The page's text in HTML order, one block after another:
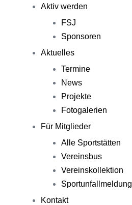
Aktiv werden
FSJ
Sponsoren
Aktuelles
Termine
News
Projekte
Fotogalerien
Für Mitglieder
Alle Sportstätten
Vereinsbus
Vereinskollektion
Sportunfallmeldung
Kontakt